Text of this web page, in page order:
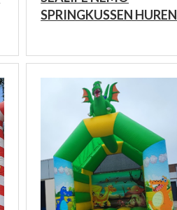
SPRINGKUSSEN HUREN